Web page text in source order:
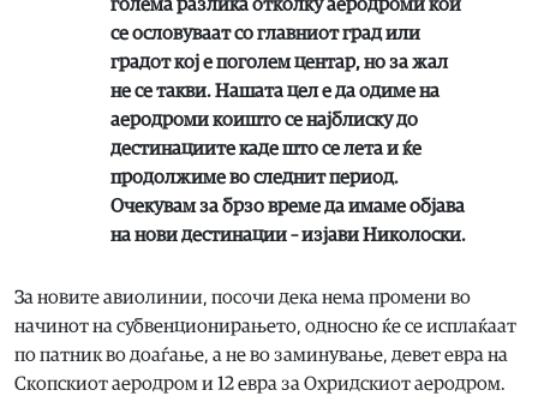
голема разлика отколку аеродроми кои
се ословуваат со главниот град или
градот кој е поголем центар, но за жал
не се такви. Нашата цел е да одиме на
аеродроми коишто се најблиску до
дестинациите каде што се лета и ќе
продолжиме во следнит период.
Очекувам за брзо време да имаме објава
на нови дестинации – изјави Николоски.
За новите авиолинии, посочи дека нема промени во
начинот на субвенционирањето, односно ќе се исплаќаат
по патник во доаѓање, а не во заминување, девет евра на
Скопскиот аеродром и 12 евра за Охридскиот аеродром.